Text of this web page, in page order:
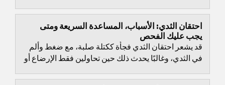
احتقان الثدي: الأسباب، المساعدة السريعة ومتى
يجب عليك الفحص
قد يشعر احتقان الثدي فجأة ككتلة صلبة، مع ضغط وألم
في الثدي، وغالبًا يحدث ذلك حين تحاولين فقط الإرضاع أو